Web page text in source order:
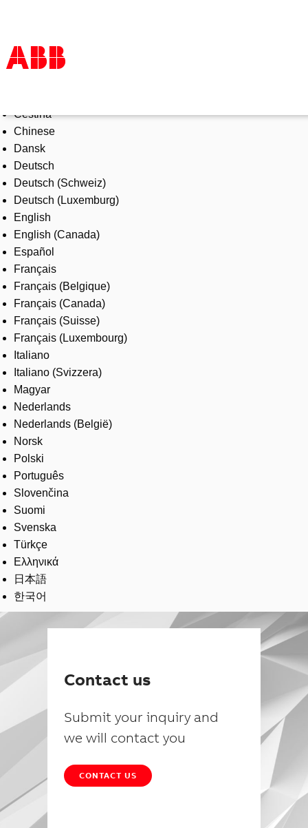
Products & Solutions
Industries
Services
About us
Where to buy
Contact us
Careers
Čeština
Chinese
Dansk
Deutsch
Deutsch (Schweiz)
Deutsch (Luxemburg)
English
English (Canada)
Español
Français
Français (Belgique)
Français (Canada)
Français (Suisse)
Français (Luxembourg)
Italiano
Italiano (Svizzera)
Magyar
Nederlands
Nederlands (België)
Norsk
Polski
Português
Slovenčina
Suomi
Svenska
Türkçe
Ελληνικά
日本語
한국어
Contact us
Submit your inquiry and
we will contact you
CONTACT US